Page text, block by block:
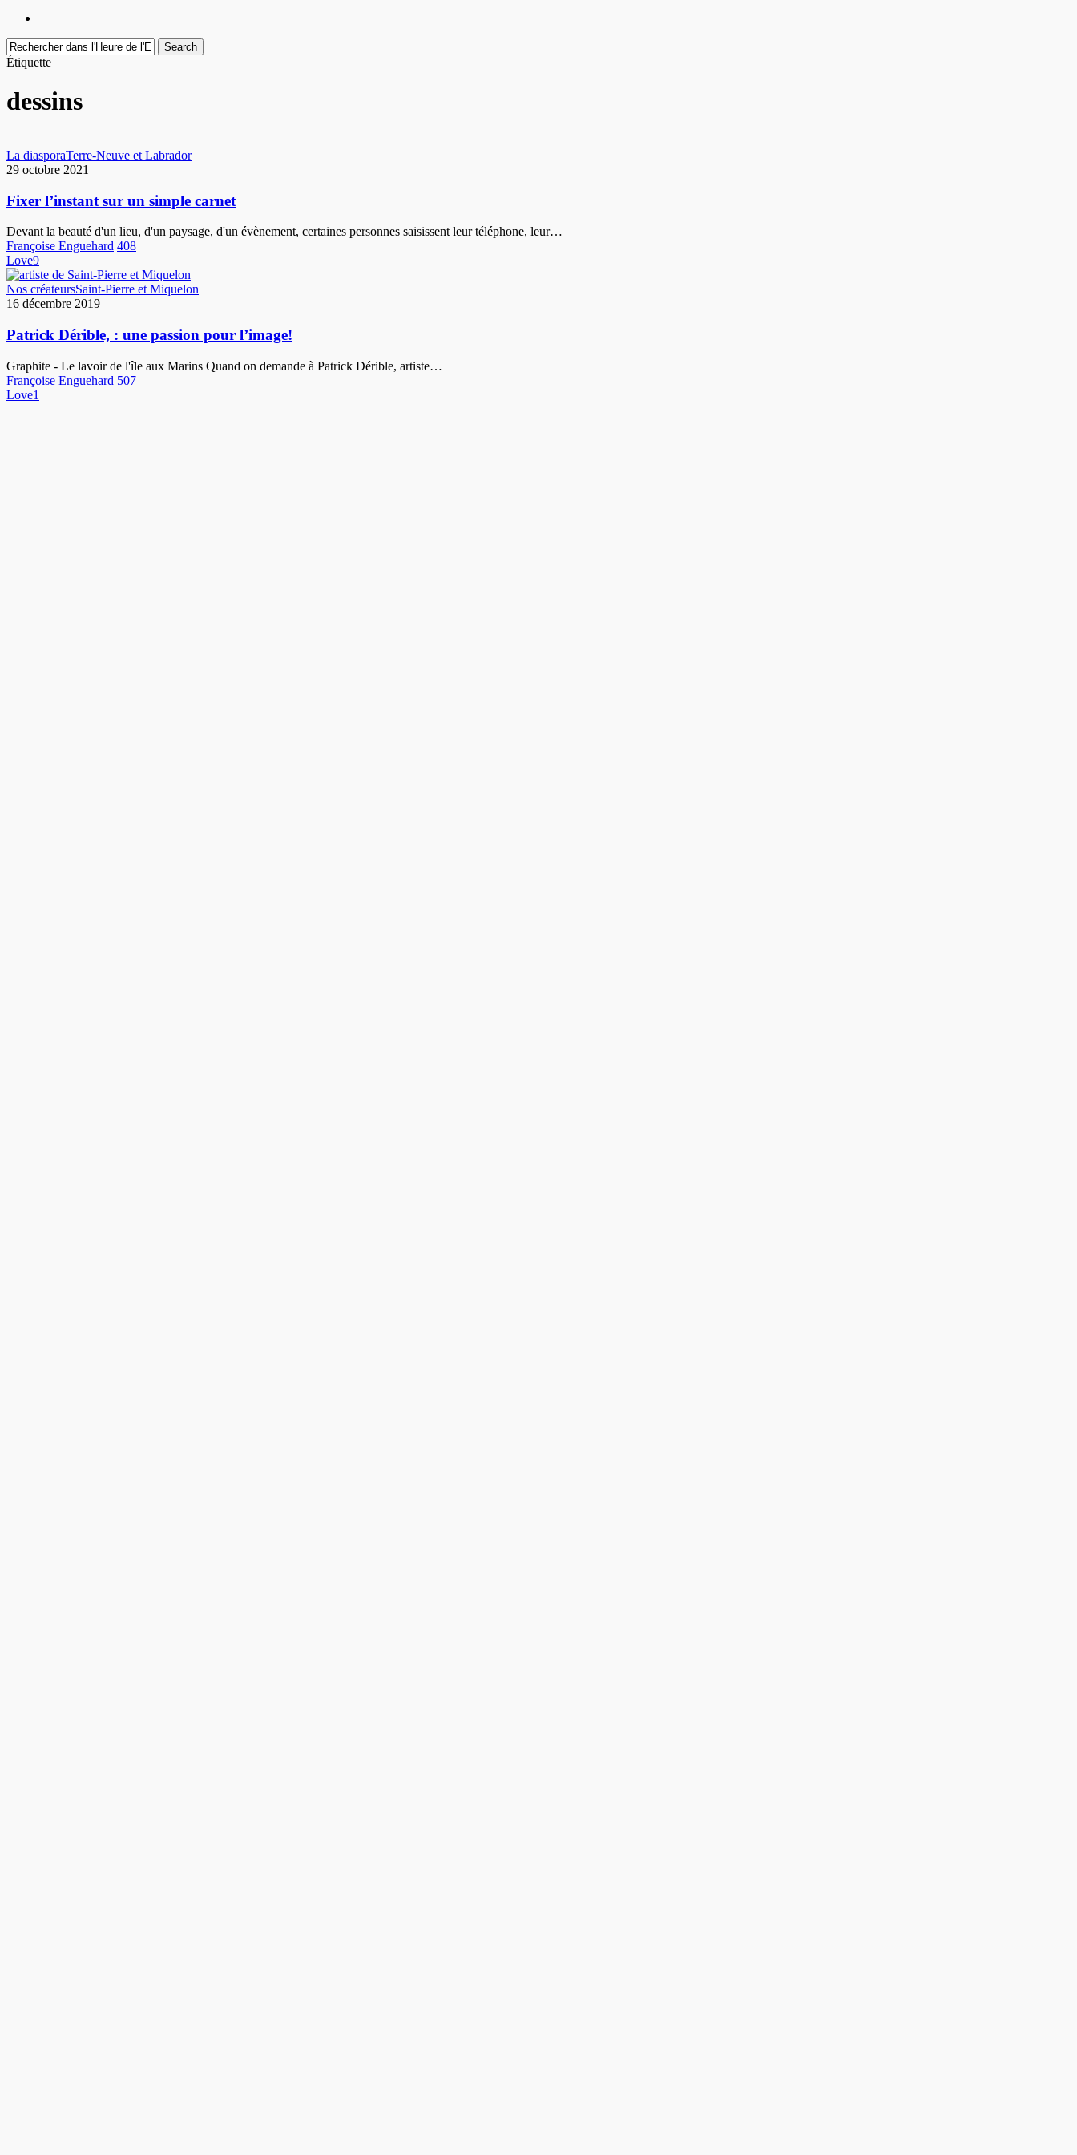
Search
Close
Étiquette
dessins
Fixer
l’instant
un
simple
carnet
La diasporaTerre-Neuve et Labrador
29 octobre 2021
Fixer l’instant sur un simple carnet
Devant la beauté d'un lieu, d'un paysage, d'un évènement, certaines personnes saisissent leur téléphone, leur…
Françoise Enguehard 408
Love9
Patrick
Dérible,
une
passion
pour
l’image!
Nos créateursSaint-Pierre et Miquelon
16 décembre 2019
Patrick Dérible, : une passion pour l’image!
Graphite - Le lavoir de l'île aux Marins Quand on demande à Patrick Dérible, artiste…
Françoise Enguehard 507
Love1